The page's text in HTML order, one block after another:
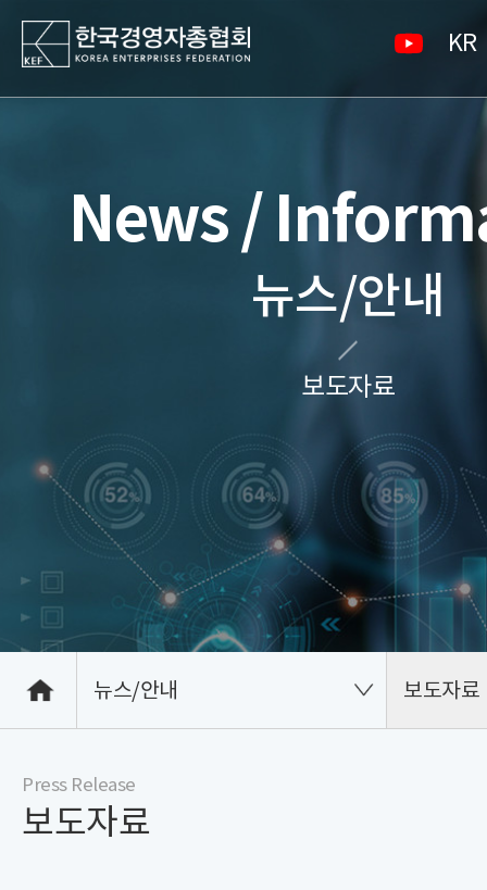
KR
News /
뉴스/안내
보도자료
뉴스/안내 보도자료
Press Release
보도자료